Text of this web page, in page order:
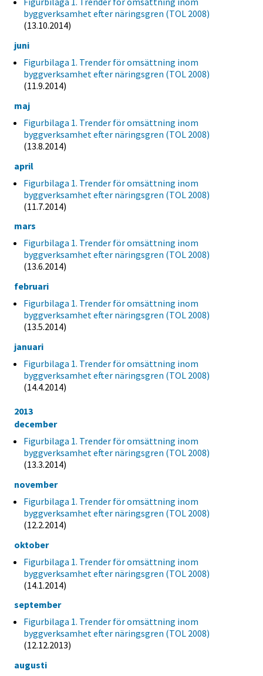
byggverksamhet efter näringsgren (TOL 2008)
(13.10.2014)
juni
Figurbilaga 1. Trender för omsättning inom
byggverksamhet efter näringsgren (TOL 2008)
(11.9.2014)
maj
Figurbilaga 1. Trender för omsättning inom
byggverksamhet efter näringsgren (TOL 2008)
(13.8.2014)
april
Figurbilaga 1. Trender för omsättning inom
byggverksamhet efter näringsgren (TOL 2008)
(11.7.2014)
mars
Figurbilaga 1. Trender för omsättning inom
byggverksamhet efter näringsgren (TOL 2008)
(13.6.2014)
februari
Figurbilaga 1. Trender för omsättning inom
byggverksamhet efter näringsgren (TOL 2008)
(13.5.2014)
januari
Figurbilaga 1. Trender för omsättning inom
byggverksamhet efter näringsgren (TOL 2008)
(14.4.2014)
2013
december
Figurbilaga 1. Trender för omsättning inom
byggverksamhet efter näringsgren (TOL 2008)
(13.3.2014)
november
Figurbilaga 1. Trender för omsättning inom
byggverksamhet efter näringsgren (TOL 2008)
(12.2.2014)
oktober
Figurbilaga 1. Trender för omsättning inom
byggverksamhet efter näringsgren (TOL 2008)
(14.1.2014)
september
Figurbilaga 1. Trender för omsättning inom
byggverksamhet efter näringsgren (TOL 2008)
(12.12.2013)
augusti